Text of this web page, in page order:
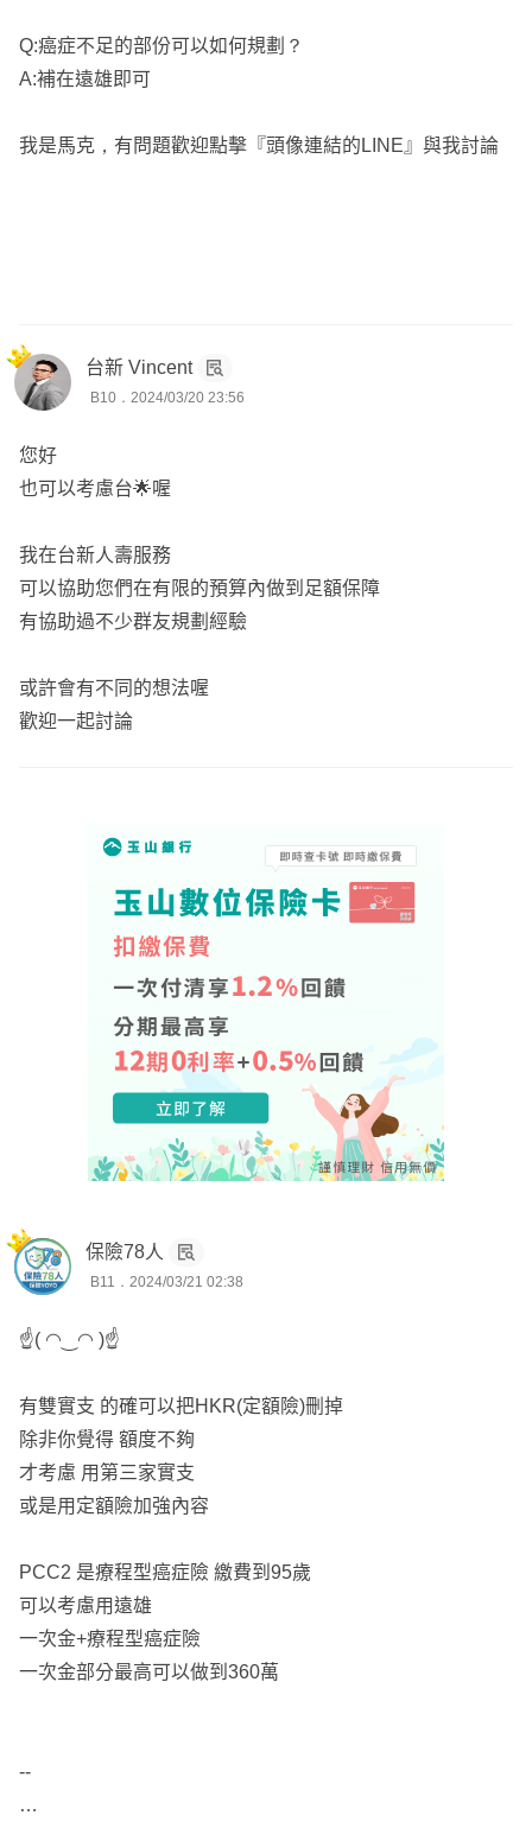
深受信賴，擁有廣泛的客戶基礎。
線上服務成果顯著，贏得眾多客戶的支持。
Q:癌症不足的部份可以如何規劃？
A:補在遠雄即可
我是馬克，有問題歡迎點擊『頭像連結的LINE』與我討論
台新 Vincent
B10．2024/03/20 23:56
您好
也可以考慮台🌟喔
我在台新人壽服務
可以協助您們在有限的預算內做到足額保障
有協助過不少群友規劃經驗
或許會有不同的想法喔
歡迎一起討論
保險78人
B11．2024/03/21 02:38
☝( ◠‿◠ )☝
有雙實支 的確可以把HKR(定額險)刪掉
除非你覺得 額度不夠
才考慮 用第三家實支
或是用定額險加強內容
PCC2 是療程型癌症險 繳費到95歲
可以考慮用遠雄
一次金+療程型癌症險
一次金部分最高可以做到360萬
--